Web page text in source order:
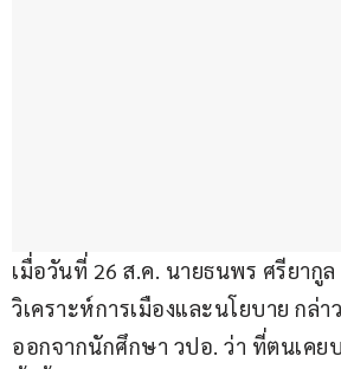
เมื่อวันที่ 26 ส.ค. นายธนพร ศรียากู
วิเคราะห์การเมืองและนโยบาย กล่
ออกจากนักศึกษา วปอ. ว่า ที่ตนเคย